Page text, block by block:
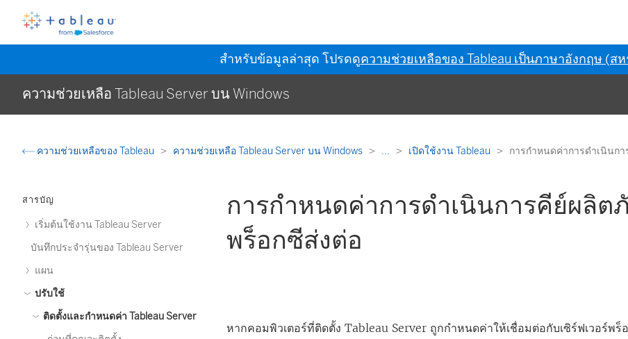
สำหรับข้อมูลล่าสุด โปรดดูความช่วยเหลือของ Tableau เป็นภาษาอังกฤษ (สห
ความช่วยเหลือ Tableau Server บน Windows
ความช่วยเหลือของ Tableau ความช่วยเหลือ Tableau Server บน Windows ... เปิดใช้งาน Tableau การกำหนดค่าการดำเนินก
สารบัญ
เริ่มต้นใช้งาน Tableau Server
บันทึกประจำรุ่นของ Tableau Server
แผน
ปรับใช้
ติดตั้งและกำหนดค่า Tableau Server
การกำหนดค่าการดำเนินการคีย์ผลิ
พร็อกซีส่งต่อ
หากคอมพิวเตอร์ที่ติดตั้ง Tableau Server ถูกกำหนดค่าให้เชื่อมต่อกับเซิร์ฟเวอร์พ